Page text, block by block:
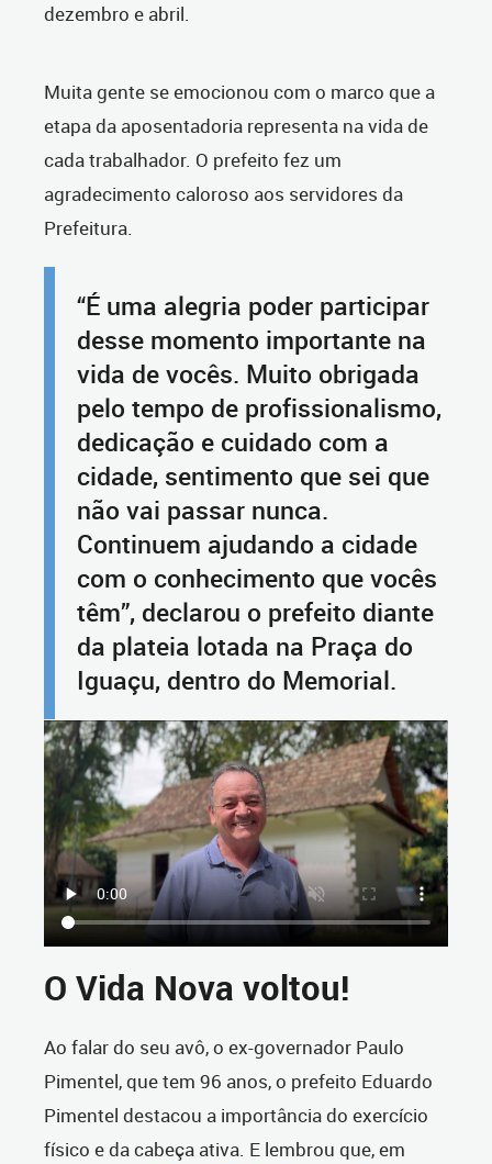
dezembro e abril.
Muita gente se emocionou com o marco que a
etapa da aposentadoria representa na vida de
cada trabalhador. O prefeito fez um
agradecimento caloroso aos servidores da
Prefeitura.
“É uma alegria poder participar
desse momento importante na
vida de vocês. Muito obrigada
pelo tempo de profissionalismo,
dedicação e cuidado com a
cidade, sentimento que sei que
não vai passar nunca.
Continuem ajudando a cidade
com o conhecimento que vocês
têm”, declarou o prefeito diante
da plateia lotada na Praça do
Iguaçu, dentro do Memorial.
O Vida Nova voltou!
Ao falar do seu avô, o ex-governador Paulo
Pimentel, que tem 96 anos, o prefeito Eduardo
Pimentel destacou a importância do exercício
físico e da cabeça ativa. E lembrou que, em